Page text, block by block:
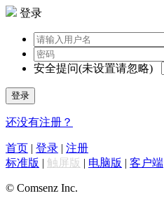
登录
安全提问(未设置请忽略)
登录
还没有注册？
首页 | 登录 | 注册
标准版 | 触屏版 | 电脑版 | 客户端
© Comsenz Inc.